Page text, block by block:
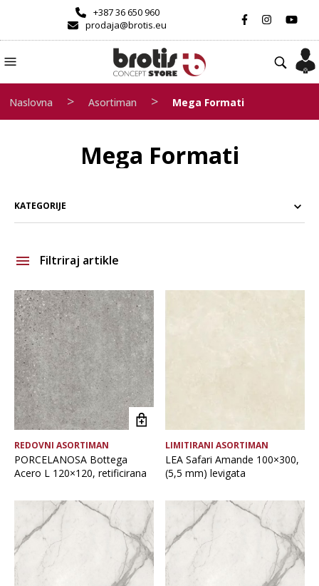
+387 36 650 960
prodaja@brotis.eu
Naslovna > Asortiman > Mega Formati
Mega Formati
KATEGORIJE
Filtriraj artikle
Brand
Debljina
Format ploče
Glavna boja
Vrsta asortimana
Vrsta obrade pločice
REDOVNI ASORTIMAN
PORCELANOSA Bottega
Acero L 120×120, retificirana
LIMITIRANI ASORTIMAN
LEA Safari Amande 100×300,
(5,5 mm) levigata